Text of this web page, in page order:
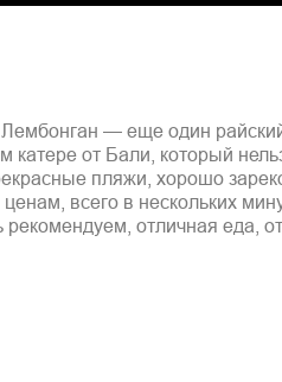
— еще один
катере от Бали, который
пляжи, хорошо
всего в нескольких
рекомендуем, отличная еда,